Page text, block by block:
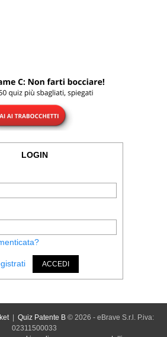
LOGIN
ACCEDI
| Quiz Patente B© 2026 - eBrave S.r.l. P.iva:
02311500033